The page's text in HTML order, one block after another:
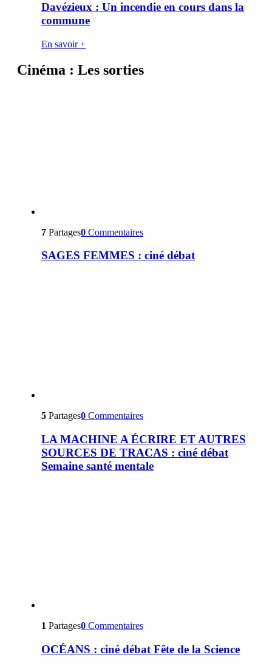
Davézieux : Un incendie en cours dans la
commune
En savoir +
Cinéma : Les sorties
7 Partages0 Commentaires
SAGES FEMMES : ciné débat
5 Partages0 Commentaires
LA MACHINE A ÉCRIRE ET AUTRES
SOURCES DE TRACAS : ciné débat
Semaine santé mentale
1 Partages0 Commentaires
OCÉANS : ciné débat Fête de la Science